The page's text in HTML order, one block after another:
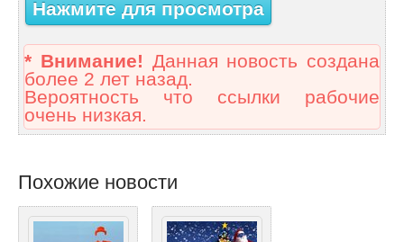
Нажмите для просмотра
* Внимание! Данная новость создана
более 2 лет назад.
Вероятность что ссылки рабочие
очень низкая.
Похожие новости